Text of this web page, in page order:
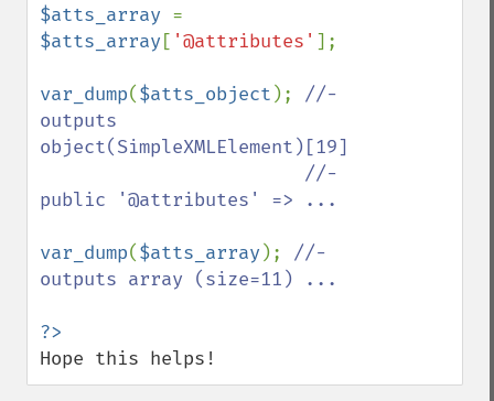
$atts_array
$atts_array [ '@attributes' ];
var_dump($atts_object ); //-
outputs
object(SimpleXMLElement)[19]
public '@attributes' => ...
var_dump($atts_array ); //-
outputs array (size=11) ...
Hope this helps!